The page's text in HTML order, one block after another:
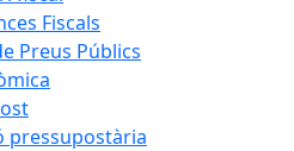
Fiscals
Preus Públics
pressupostària